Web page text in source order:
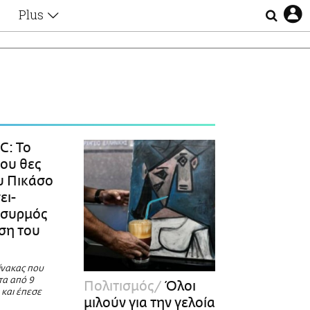
Plus
Οι Αθηναίοι
Απώλειες
Lgbtqi+
Το
θες
Πικάσο
του
που
από 9
και έπεσε
Πολιτισμός Όλοι
μιλούν για την γελοία